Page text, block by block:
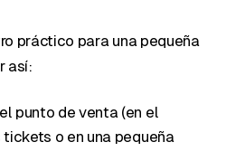
práctico para una pequeña
así:
punto de venta (en el
o en una pequeña